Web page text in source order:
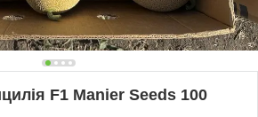
F1 Manier Seeds 100